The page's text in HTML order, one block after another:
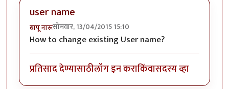
user name
बापू नारूसोमवार, 13/04/2015 15:10
How to change existing User name?
प्रतिसाद देण्यासाठीलॉग इन कराकिंवासदस्य व्हा